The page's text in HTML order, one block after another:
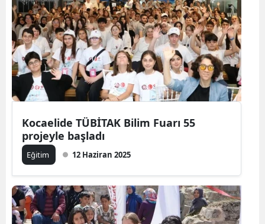
Kocaelide TÜBİTAK Bilim Fuarı 55
projeyle başladı
Eğitim 12 Haziran 2025